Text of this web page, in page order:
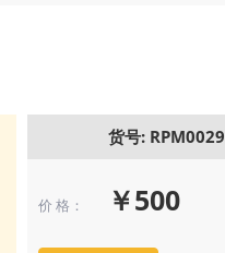
货号: RPM0029
价 格： ￥500